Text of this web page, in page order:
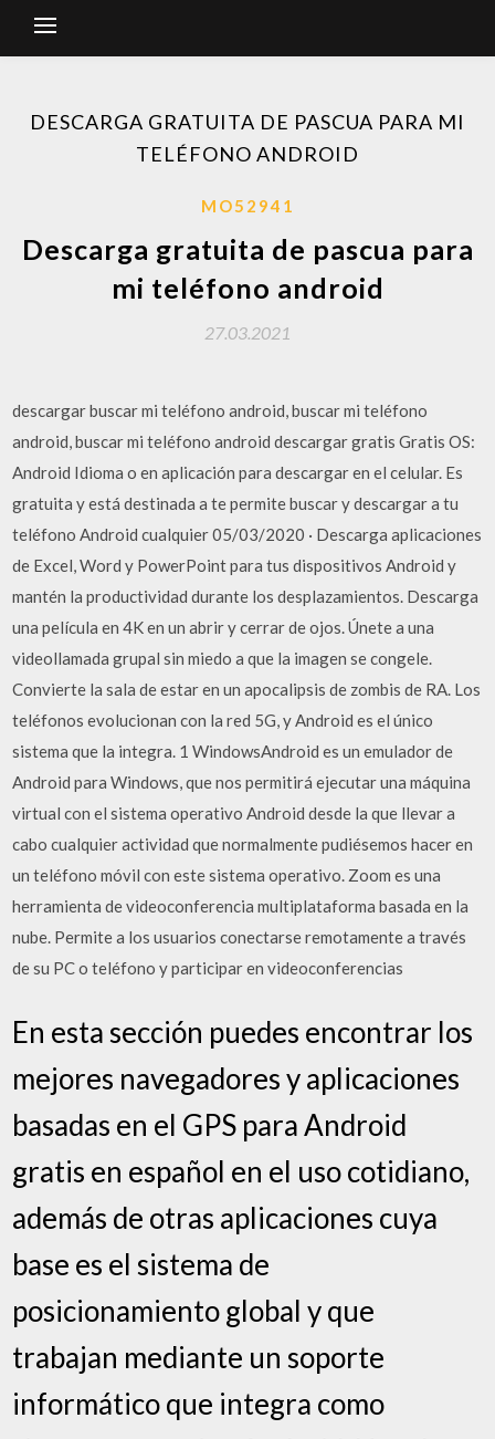
DESCARGA GRATUITA DE PASCUA PARA MI
TELÉFONO ANDROID
MO52941
Descarga gratuita de pascua para
mi teléfono android
27.03.2021
descargar buscar mi teléfono android, buscar mi teléfono
android, buscar mi teléfono android descargar gratis Gratis OS:
Android Idioma o en aplicación para descargar en el celular. Es
gratuita y está destinada a te permite buscar y descargar a tu
teléfono Android cualquier 05/03/2020 · Descarga aplicaciones
de Excel, Word y PowerPoint para tus dispositivos Android y
mantén la productividad durante los desplazamientos. Descarga
una película en 4K en un abrir y cerrar de ojos. Únete a una
videollamada grupal sin miedo a que la imagen se congele.
Convierte la sala de estar en un apocalipsis de zombis de RA. Los
teléfonos evolucionan con la red 5G, y Android es el único
sistema que la integra. 1 WindowsAndroid es un emulador de
Android para Windows, que nos permitirá ejecutar una máquina
virtual con el sistema operativo Android desde la que llevar a
cabo cualquier actividad que normalmente pudiésemos hacer en
un teléfono móvil con este sistema operativo. Zoom es una
herramienta de videoconferencia multiplataforma basada en la
nube. Permite a los usuarios conectarse remotamente a través
de su PC o teléfono y participar en videoconferencias
En esta sección puedes encontrar los
mejores navegadores y aplicaciones
basadas en el GPS para Android
gratis en español en el uso cotidiano,
además de otras aplicaciones cuya
base es el sistema de
posicionamiento global y que
trabajan mediante un soporte
informático que integra como